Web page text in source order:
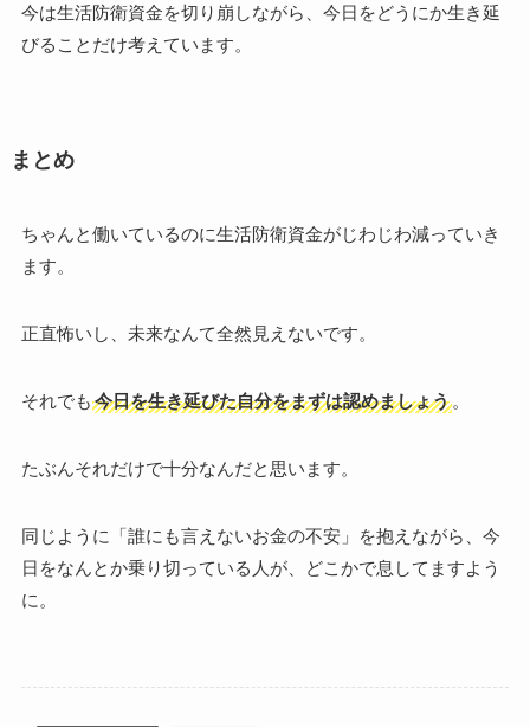
今は生活防衛資金を切り崩しながら、今日をどうにか生き延
びることだけ考えています。
まとめ
ちゃんと働いているのに生活防衛資金がじわじわ減っていき
ます。
正直怖いし、未来なんて全然見えないです。
それでも 今日を生き延びた自分をまずは認めましょう。
たぶんそれだけで十分なんだと思います。
同じように「誰にも言えないお金の不安」を抱えながら、今
日をなんとか乗り切っている人が、どこかで息してますよう
に。